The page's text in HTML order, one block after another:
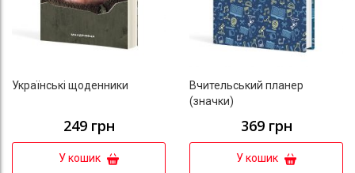
Українські щоденники
249 грн
У кошик
Вчительський планер
(значки)
369 грн
У кошик